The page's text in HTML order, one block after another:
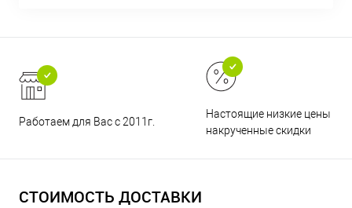
Работаем для Вас с 2011г.
Настоящие низкие цены и
накрученные скидки
СТОИМОСТЬ ДОСТАВКИ